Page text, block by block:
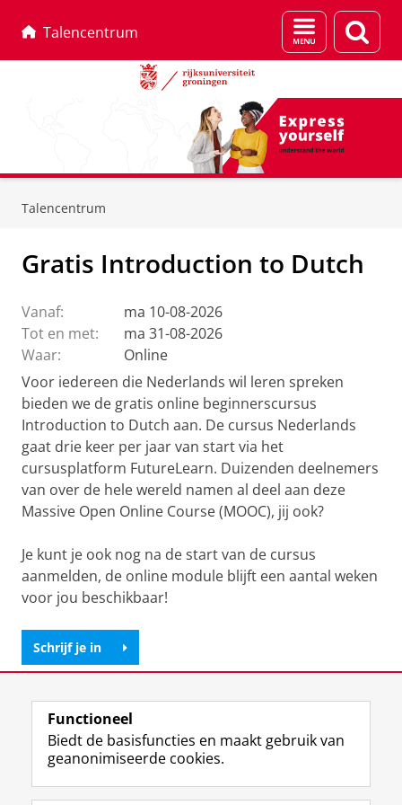
Talencentrum
Menu
en
Talencentrum
Gratis Introduction to Dutch
Vanaf:
ma 10-08-2026
Tot en met:
ma 31-08-2026
Waar:
Online
Voor iedereen die Nederlands wil leren spreken
bieden we de gratis online beginnerscursus
Introduction to Dutch aan. De cursus Nederlands
gaat drie keer per jaar van start via het
cursusplatform FutureLearn. Duizenden deelnemers
van over de hele wereld namen al deel aan deze
Massive Open Online Course (MOOC), jij ook?
Je kunt je ook nog na de start van de cursus
aanmelden, de online module blijft een aantal weken
voor jou beschikbaar!
Schrijf je in
Deel dit Facebook
View this page in:English
Functioneel
Biedt de basisfuncties en maakt gebruik van
geanonimiseerde cookies.